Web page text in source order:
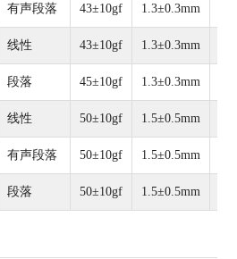
有声段落 43±10gf 1.3±0.3mm
线性 43±10gf 1.3±0.3mm
段落 45±10gf 1.3±0.3mm
线性 50±10gf 1.5±0.5mm
有声段落 50±10gf 1.5±0.5mm
段落 50±10gf 1.5±0.5mm